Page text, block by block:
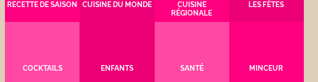
RECETTE DE SAISON CUISINE DU MONDE
CUISINE
RÉGIONALE
LES FÊTES
COCKTAILS ENFANTS SANTÉ MINCEUR